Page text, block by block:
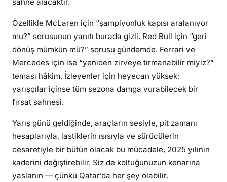
sahne alacaktır.
Özellikle McLaren için “şampiyonluk kapısı aralanıyor
mu?” sorusunun yanıtı burada gizli. Red Bull için “geri
dönüş mümkün mü?” sorusu gündemde. Ferrari ve
Mercedes için ise “yeniden zirveye tırmanabilir miyiz?”
teması hâkim. İzleyenler için heyecan yüksek;
yarışçılar içinse tüm sezona damga vurabilecek bir
fırsat sahnesi.
Yarış günü geldiğinde, araçların sesiyle, pit zamanı
hesaplarıyla, lastiklerin ısısıyla ve sürücülerin
cesaretiyle bir bütün olacak bu mücadele, 2025 yılının
kaderini değiştirebilir. Siz de koltuğunuzun kenarına
yaslanın — çünkü Qatar’da her şey olabilir.